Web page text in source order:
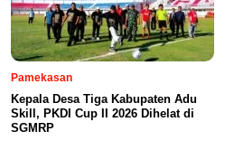
Pamekasan
Kepala Desa Tiga Kabupaten Adu
Skill, PKDI Cup II 2026 Dihelat di
SGMRP